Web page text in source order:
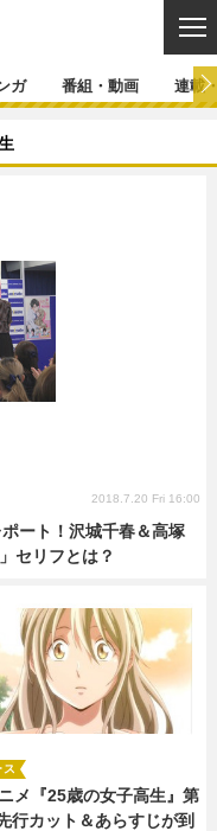
コスプレ
ガ 番組・動画 連載
ート！沢城千春＆高塚
セリフとは？
2018.7.20 Fri 16:00
メ『25歳の女子高生』第
行カット＆あらすじが到
ス